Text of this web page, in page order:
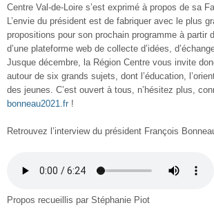
Centre Val-de-Loire s’est exprimé à propos de sa
L’envie du président est de fabriquer avec le plus
propositions pour son prochain programme à partir
d’une plateforme web de collecte d’idées,
Jusque décembre, la Région Centre vous invite
autour de six grands sujets, dont l’éducation,
des jeunes. C’est ouvert à tous, n’hésitez plus,
bonneau2021.fr !
Retrouvez l’interview du président François
Propos recueillis par Stéphanie Piot